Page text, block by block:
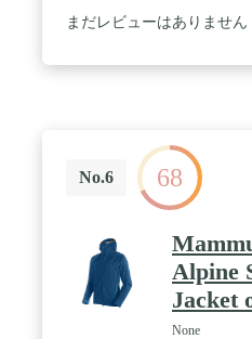
まだレビューはありません
No.6 68
Alpine
Jacket
None